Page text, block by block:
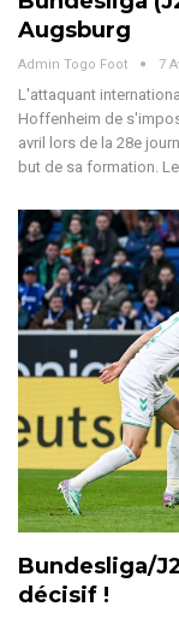
Augsburg
Admin Togo Foot 7
L'attaquant
Hoffenheim de
avril lors de la 28e
but de sa formation.
Bundesliga/
décisif !